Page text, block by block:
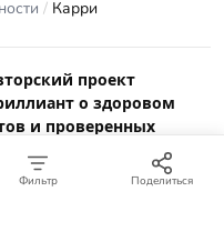
/ Карри
проект
о здоровом
и проверенных
характер и не
Фильтр Поделиться